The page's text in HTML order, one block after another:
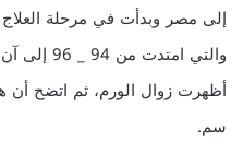
إلى مصر وبدأت في مرحلة
والتي
سم.